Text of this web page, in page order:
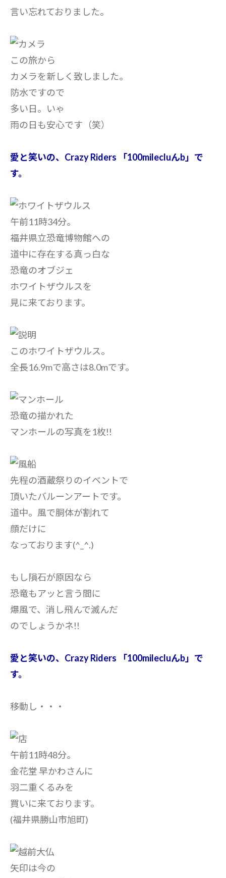
言い忘れておりました。
この旅から
カメラを新しく致しました。
防水ですので
多い日。いゃ
雨の日も安心です（笑）
愛と笑いの、Crazy Riders 「100milecluんb」で
す。
午前11時34分。
福井県立恐竜博物館への
道中に存在する真っ白な
恐竜のオブジェ
ホワイトザウルスを
見に来ております。
このホワイトザウルス。
全長16.9mで高さは8.0mです。
恐竜の描かれた
マンホールの写真を1枚!!
先程の酒蔵祭りのイベントで
頂いたバルーンアートです。
道中。風で胴体が割れて
顔だけに
なっております(^_^.)
もし隕石が原因なら
恐竜もアッと言う間に
爆風で、消し飛んで滅んだ
のでしょうかネ!!
愛と笑いの、Crazy Riders 「100milecluんb」で
す。
移動し・・・
午前11時48分。
金花堂 早かわさんに
羽二重くるみを
買いに来ております。
(福井県勝山市旭町)
矢印は今の